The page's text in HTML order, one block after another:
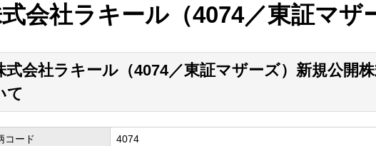
会社ラキール（4074／東証マザ
式会社ラキール（4074／東証マザーズ）新規公開
て
コード 4074